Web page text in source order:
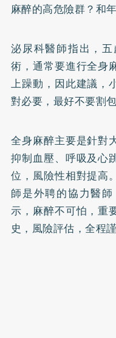
麻醉的高危險群？和
泌尿科醫師指出，
術，通常要進行全身
上躁動，因此建議，
對必要，最好不要割包
全身麻醉主要是針對
抑制血壓、呼吸及心
位，風險性相對提高
師是外聘的協力醫
示，麻醉不可怕，重
史，風險評估，全程